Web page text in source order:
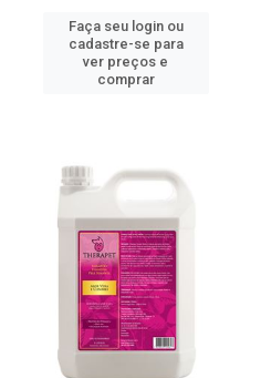
Faça seu login ou
cadastre-se para
ver preços e
comprar